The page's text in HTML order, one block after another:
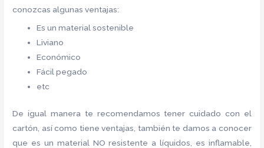
conozcas algunas ventajas:
Es un material sostenible
Liviano
Económico
Fácil pegado
etc
De igual manera te recomendamos tener cuidado con el
cartón, así como tiene ventajas, también te damos a conocer
que es un material NO resistente a líquidos, es inflamable,